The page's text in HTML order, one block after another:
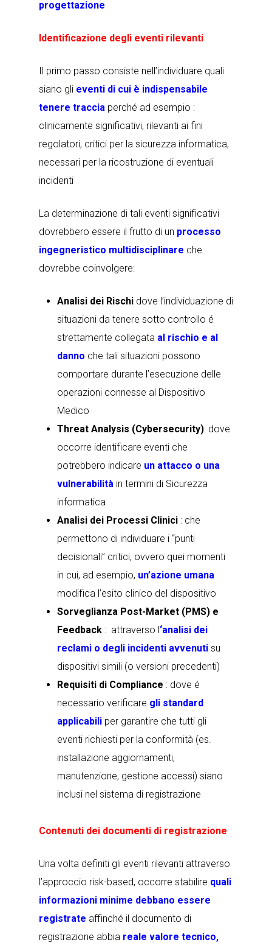
progettazione
Identificazione degli eventi rilevanti
Il primo passo consiste nell’individuare quali
siano gli eventi di cui è indispensabile
tenere traccia perché ad esempio :
clinicamente significativi, rilevanti ai fini
regolatori, critici per la sicurezza informatica,
necessari per la ricostruzione di eventuali
incidenti
La determinazione di tali eventi significativi
dovrebbero essere il frutto di un processo
ingegneristico multidisciplinare che
dovrebbe coinvolgere:
Analisi dei Rischi dove l’individuazione di
situazioni da tenere sotto controllo é
strettamente collegata al rischio e al
danno che tali situazioni possono
comportare durante l’esecuzione delle
operazioni connesse al Dispositivo
Medico
Threat Analysis (Cybersecurity): dove
occorre identificare eventi che
potrebbero indicare un attacco o una
vulnerabilità in termini di Sicurezza
informatica
Analisi dei Processi Clinici : che
permettono di individuare i “punti
decisionali” critici, ovvero quei momenti
in cui, ad esempio, un’azione umana
modifica l’esito clinico del dispositivo
Sorveglianza Post-Market (PMS) e
Feedback : attraverso l‘analisi dei
reclami o degli incidenti avvenuti su
dispositivi simili (o versioni precedenti)
Requisiti di Compliance : dove é
necessario verificare gli standard
applicabili per garantire che tutti gli
eventi richiesti per la conformità (es.
installazione aggiornamenti,
manutenzione, gestione accessi) siano
inclusi nel sistema di registrazione
Contenuti dei documenti di registrazione
Una volta definiti gli eventi rilevanti attraverso
l’approccio risk-based, occorre stabilire quali
informazioni minime debbano essere
registrate affinché il documento di
registrazione abbia reale valore tecnico,